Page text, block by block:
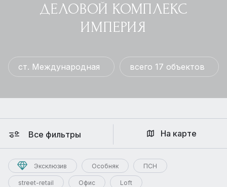
ДЕЛОВОЙ КОМПЛЕКС
ИМПЕРИЯ
ст. Международная всего 17 объектов
Все фильтры
Эксклюзив Особняк ПСН
street-retail Офис Loft
На карте